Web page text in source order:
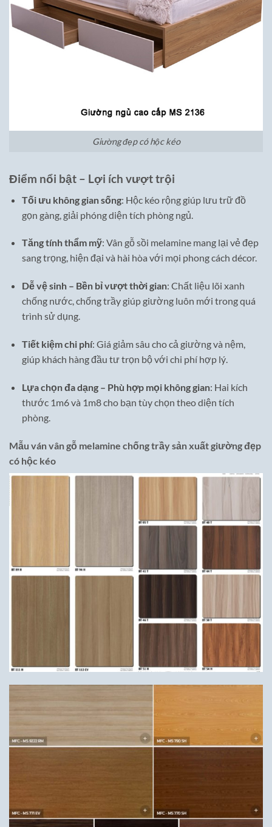
Giường đẹp có hộc kéo
Điểm nổi bật – Lợi ích vượt trội
Tối ưu không gian sống: Hộc kéo rộng giúp lưu trữ đồ
gọn gàng, giải phóng diện tích phòng ngủ.
Tăng tính thẩm mỹ: Vân gỗ sồi melamine mang lại vẻ đẹp
sang trọng, hiện đại và hài hòa với mọi phong cách décor.
Dễ vệ sinh – Bền bỉ vượt thời gian: Chất liệu lõi xanh
chống nước, chống trầy giúp giường luôn mới trong quá
trình sử dụng.
Tiết kiệm chi phí: Giá giảm sâu cho cả giường và nệm,
giúp khách hàng đầu tư trọn bộ với chi phí hợp lý.
Lựa chọn đa dạng – Phù hợp mọi không gian: Hai kích
thước 1m6 và 1m8 cho bạn tùy chọn theo diện tích
phòng.
Mẫu ván vân gỗ melamine chống trầy sản xuất giường đẹp
có hộc kéo